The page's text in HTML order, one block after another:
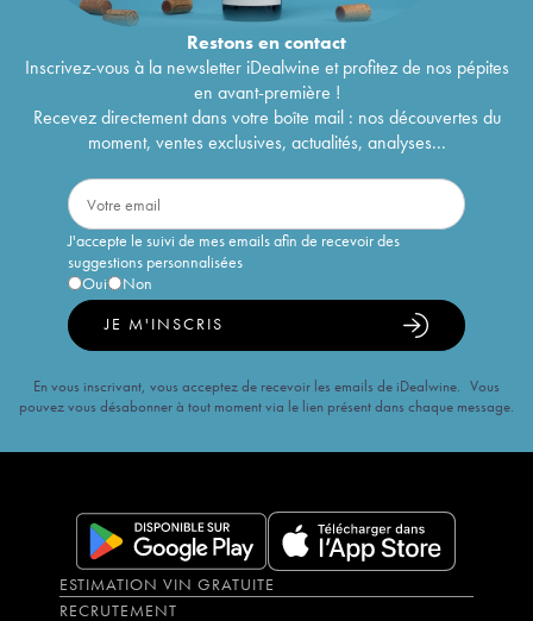
Restons encontact
Inscrivez-vous à la newsletter iDealwine et profitez de nos pépites
en avant-première !
Recevez directement dans votre boîte mail : nos découvertes du
moment, ventes exclusives, actualités, analyses...
J'accepte le suivi de mes emails afin de recevoir des
suggestions personnalisées
Oui
Non
JE M'INSCRIS
En vous inscrivant, vous acceptez de recevoir les emails de iDealwine. Vous
pouvez vous désabonner à tout moment via le lien présent dans chaque message.
ESTIMATION VIN GRATUITE
RECRUTEMENT